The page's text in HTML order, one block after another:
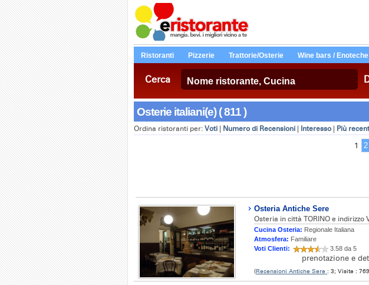
Ristoranti Pizzerie Trattorie/Osterie Wine bars / Enoteche
Cerca
Osterie italiani(e) ( 811 )
Ordina ristoranti per: Voti Numero di Recensioni Interesso Più
1 2
Osteria Antiche Sere
Osteria in città TORINO e indirizzo
Cucina Osteria: Regionale Italiana
Atmosfera: Familiare
Voti Clienti:
3.58 da 5
prenotazione e
(Recensioni Antiche Sere : 3; Visite :